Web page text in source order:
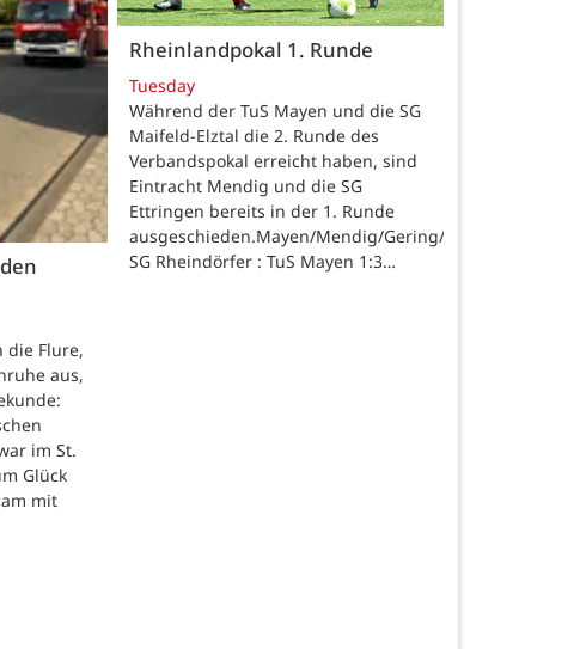
die Flure,
aus,
im St.
Glück
mit
Rheinlandpokal 1. Runde
Tuesday
Während der TuS Mayen und die SG
Maifeld-Elztal die 2. Runde des
Verbandspokal erreicht haben, sind
Eintracht Mendig und die SG
Ettringen bereits in der 1. Runde
ausgeschieden.Mayen/Mendig/Gering/Ettringen.
SG Rheindörfer : TuS Mayen 1:3…